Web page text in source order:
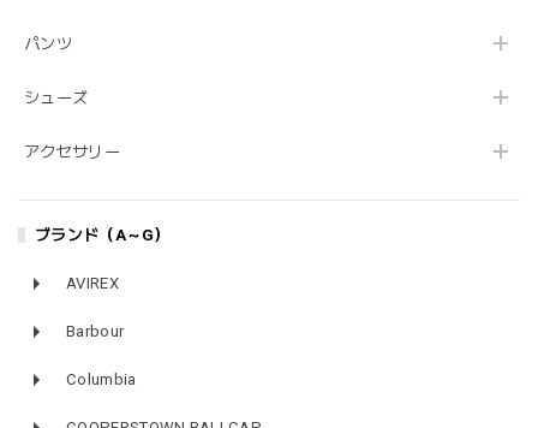
パンツ
シューズ
アクセサリー
ブランド（A～G）
AVIREX
Barbour
Columbia